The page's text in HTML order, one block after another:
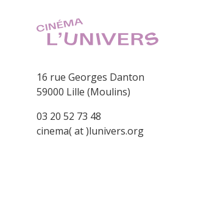
16 rue Georges Danton
59000 Lille (Moulins)
03 20 52 73 48
cinema( at )lunivers.org